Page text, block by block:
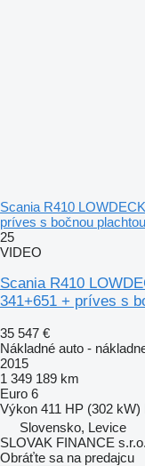
Scania R410
príves s bočnou plachtou
25
VIDEO
Scania R410
341+651 + príves s
35 547 €
Nákladné auto -
2015
1 349 189 km
Euro 6
Výkon 411 HP (302 kW)
Slovensko, Levice
SLOVAK FINANCE s.r.o.
Obráťte sa na predajcu